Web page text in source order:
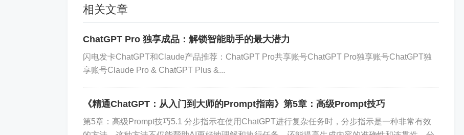
如爱因斯坦所说：“提出一个问题往往比解决一个问题更重要，因为解决问题也许仅仅是数学上或实
志着科学的真正进步。”
在未来的世界里，我们不仅需要借助科技的力量解决问题，更需要培养提出问题、思考问题的能
在面对新问题、新挑战时，从容应对，推动社会的不断进步。
总的来说，互联网和人工智能的普及，虽然解决了大量的已知问题，但也引发了许多新的未知问题
相关文章
ChatGPT Pro 独享成品：解锁智能助手的最大潜力
闪电发卡ChatGPT和Claude产品推荐：ChatGPT Pro共享账号ChatGPT Pro独享账号ChatGPT独
享账号Claude Pro & ChatGPT Plus &...
《精通ChatGPT：从入门到大师的Prompt指南》第5章：高级Prompt技巧
第5章：高级Prompt技巧5.1 分步指示在使用ChatGPT进行复杂任务时，分步指示是一种非常有效